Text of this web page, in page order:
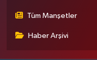
Tüm Manşetler
Haber Arşivi